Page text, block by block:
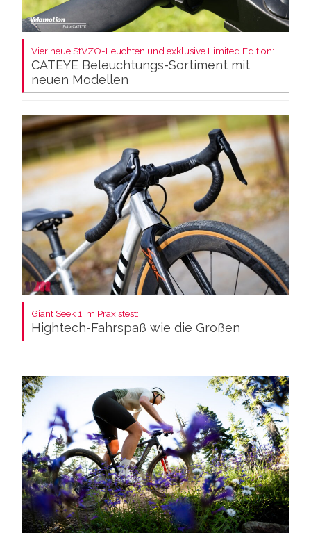
Vier neue StVZO-Leuchten und exklusive Limited Edition:
CATEYE Beleuchtungs-Sortiment mit
neuen Modellen
Giant Seek 1 im Praxistest:
Hightech-Fahrspaß wie die Großen